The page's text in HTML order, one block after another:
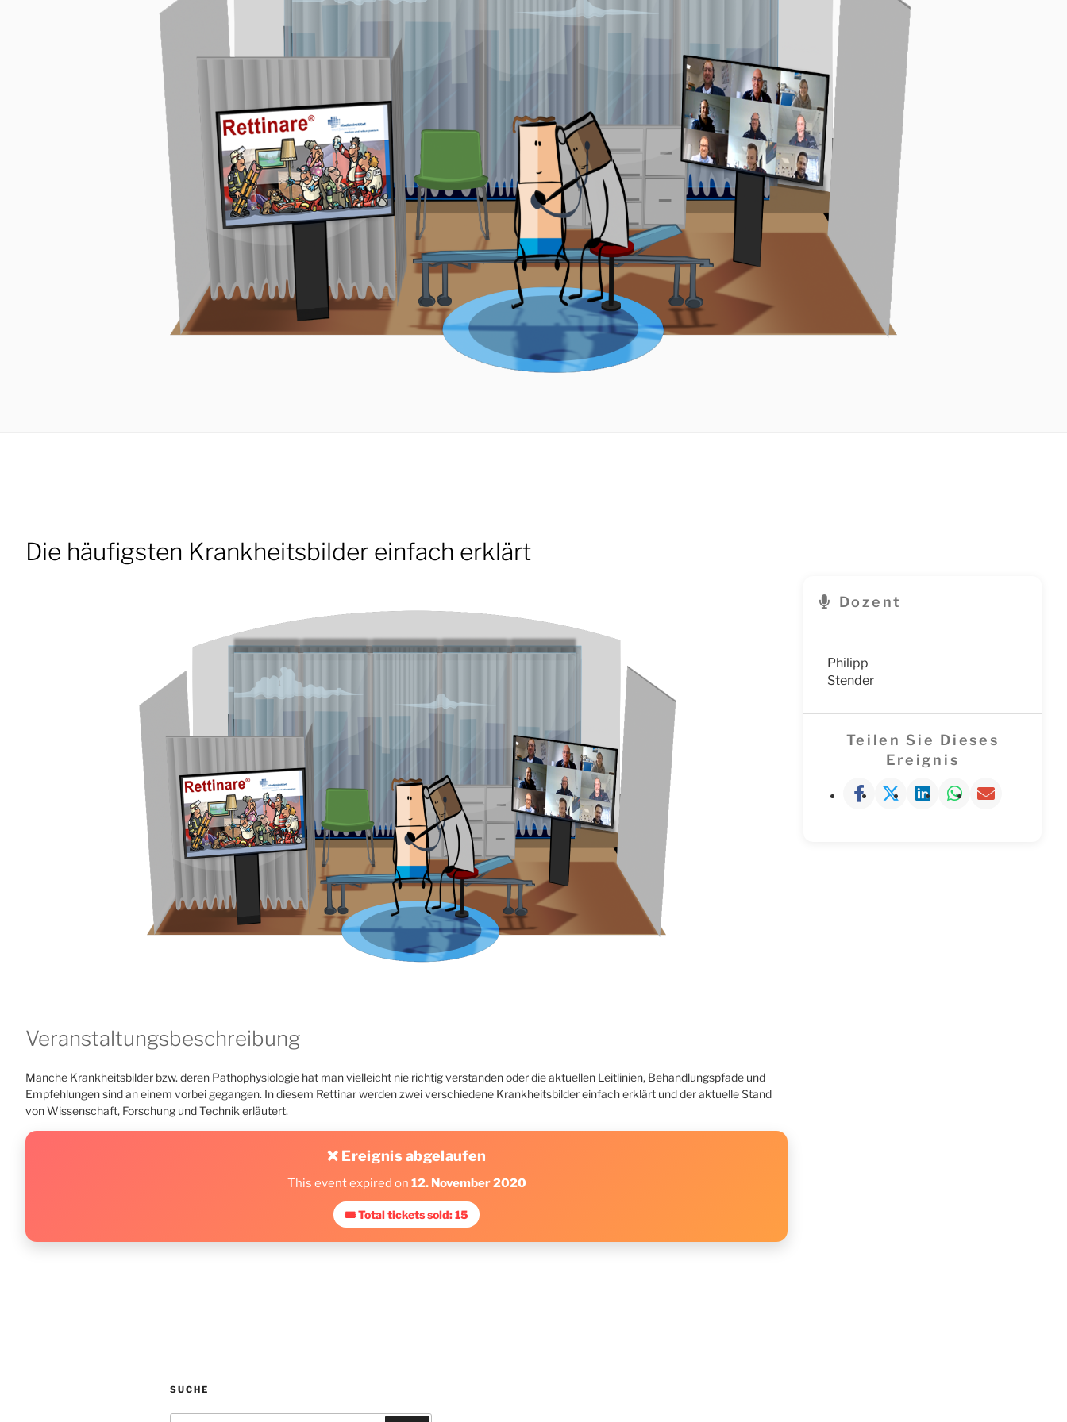
Die häufigsten Krankheitsbilder einfach erklärt
Veranstaltungsbeschreibung
Manche Krankheitsbilder bzw. deren Pathophysiologie hat man vielleicht nie richtig verstanden oder die aktuellen Leitlinien, Behandlungspfade und
Empfehlungen sind an einem vorbei gegangen. In diesem Rettinar werden zwei verschiedene Krankheitsbilder einfach erklärt und der aktuelle Stand
von Wissenschaft, Forschung und Technik erläutert.
❌ Ereignis abgelaufen
This event expired on 12. November 2020
🎟 Total tickets sold: 15
Dozent
Philipp
Stender
Teilen Sie Dieses
Ereignis
SUCHE